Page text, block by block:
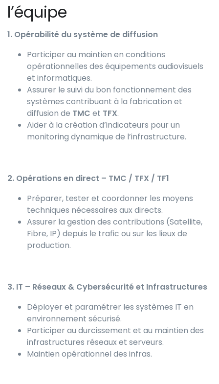
l’équipe
1. Opérabilité du système de diffusion
Participer au maintien en conditions
opérationnelles des équipements audiovisuels
et informatiques.
Assurer le suivi du bon fonctionnement des
systèmes contribuant à la fabrication et
diffusion de TMC et TFX.
Aider à la création d’indicateurs pour un
monitoring dynamique de l’infrastructure.
2. Opérations en direct – TMC / TFX / TF1
Préparer, tester et coordonner les moyens
techniques nécessaires aux directs.
Assurer la gestion des contributions (Satellite,
Fibre, IP) depuis le trafic ou sur les lieux de
production.
3. IT – Réseaux & Cybersécurité et Infrastructures
Déployer et paramétrer les systèmes IT en
environnement sécurisé.
Participer au durcissement et au maintien des
infrastructures réseaux et serveurs.
Maintien opérationnel des infras.